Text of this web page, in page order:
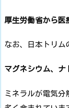
厚生労働省から医
なお、日本トリム
マグネシウム、ナ
ミネラルが電気分